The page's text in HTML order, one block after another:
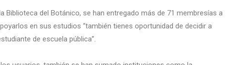
Biblioteca del Botánico, se han entregado más de 71 membresías a
en sus estudios “también tienes oportunidad de decidir a
de escuela pública”.